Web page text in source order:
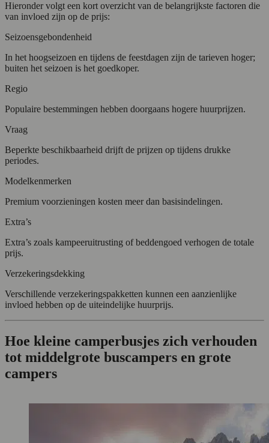
Hieronder volgt een kort overzicht van de belangrijkste factoren die
van invloed zijn op de prijs:
Seizoensgebondenheid
In het hoogseizoen en tijdens de feestdagen zijn de tarieven hoger;
buiten het seizoen is het goedkoper.
Regio
Populaire bestemmingen hebben doorgaans hogere huurprijzen.
Vraag
Beperkte beschikbaarheid drijft de prijzen op tijdens drukke
periodes.
Modelkenmerken
Premium voorzieningen kosten meer dan basisindelingen.
Extra’s
Extra’s zoals kampeeruitrusting of beddengoed verhogen de totale
prijs.
Verzekeringsdekking
Verschillende verzekeringspakketten kunnen een aanzienlijke
invloed hebben op de uiteindelijke huurprijs.
Hoe kleine camperbusjes zich verhouden
tot middelgrote buscampers en grote
campers